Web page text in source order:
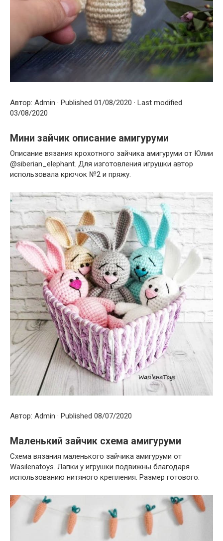
Автор: Admin · Published 01/08/2020 · Last modified
03/08/2020
Мини зайчик описание амигуруми
Описание вязания крохотного зайчика амигуруми от Юлии
@siberian_elephant. Для изготовления игрушки автор
использовала крючок №2 и пряжу.
Автор: Admin · Published 08/07/2020
Маленький зайчик схема амигуруми
Схема вязания маленького зайчика амигуруми от
Wasilenatoys. Лапки у игрушки подвижны благодаря
использованию нитяного крепления. Размер готового.